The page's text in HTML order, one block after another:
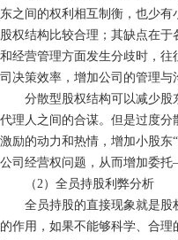
东之间的权利相互制衡，也少有
股权结构比较合理；其缺点在
和经营管理方面发生分歧时，
司决策效率，增加公司的管理与
分散型股权结构可以减少股
代理人之间的合谋。但是过度
激励的动力和热情，增加小股东
公司经营权问题，从而增加委
（2）全员持股利弊分析
全员持股的直接现象就是股
的作用，如果不能够科学、合